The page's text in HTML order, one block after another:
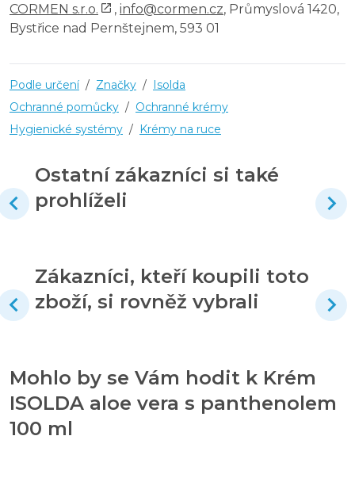
CORMEN s.r.o. , info@cormen.cz, Průmyslová 1420,
Bystřice nad Pernštejnem, 593 01
Podle určení / Značky / Isolda
Ochranné pomůcky / Ochranné krémy
Hygienické systémy / Krémy na ruce
Ostatní zákazníci si také
prohlíželi
Zákazníci, kteří koupili toto
zboží, si rovněž vybrali
Mohlo by se Vám hodit k Krém
ISOLDA aloe vera s panthenolem
100 ml